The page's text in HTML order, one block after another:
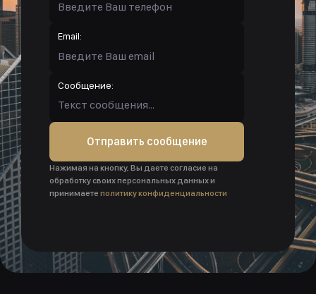
Email:
Сообщение:
Отправить сообщение
Нажимая на кнопку, Вы даете согласие на
обработку своих персональных данных и
принимаете политику конфиденциальности